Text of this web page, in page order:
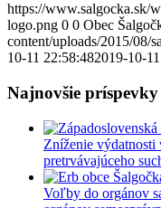
https://www.salgocka.sk/
logo.png 0 0 Obec
content/uploads/2015/08/
10-11 22:58:482019-10-
Najnovšie príspevky
Zníženie
pretrvávajúceho
Voľby do orgánov